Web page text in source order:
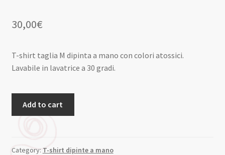
30,00€
T-shirt taglia M dipinta a mano con colori atossici.
Lavabile in lavatrice a 30 gradi.
Add to cart
Category: T-shirt dipinte a mano